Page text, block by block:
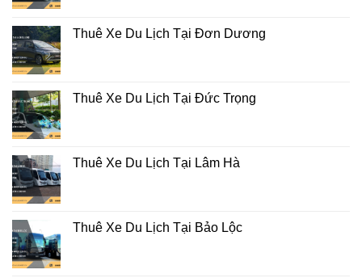
Thuê Xe Du Lịch Tại Đơn Dương
Thuê Xe Du Lịch Tại Đức Trọng
Thuê Xe Du Lịch Tại Lâm Hà
Thuê Xe Du Lịch Tại Bảo Lộc